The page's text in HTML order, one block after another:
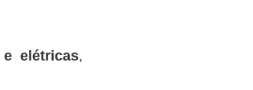
elétricas,